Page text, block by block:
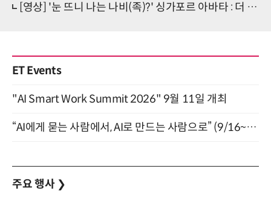
[영상] '눈 뜨니 나는 나비(족)?' 싱가포르 아바타 : 더 익스피리언스 (현장리뷰)
ET Events
"AI Smart Work Summit 2026" 9월 11일 개최
“AI에게 묻는 사람에서, AI로 만드는 사람으로” (9/16~17)
주요 행사 ❯